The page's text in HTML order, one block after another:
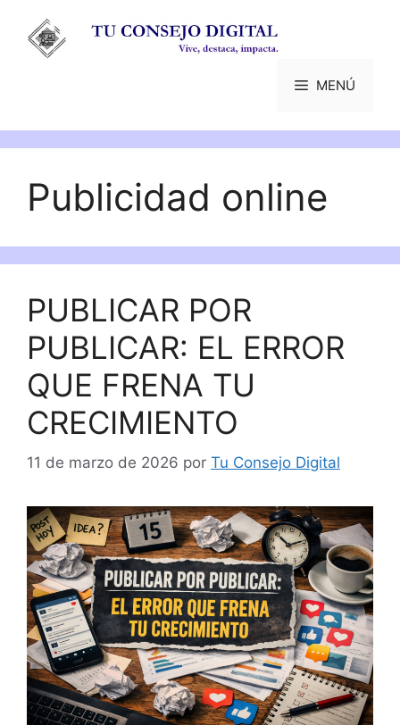
contenido
MENÚ
Publicidad online
PUBLICAR POR
PUBLICAR: EL ERROR
QUE FRENA TU
CRECIMIENTO
11 de marzo de 2026 por Tu Consejo Digital